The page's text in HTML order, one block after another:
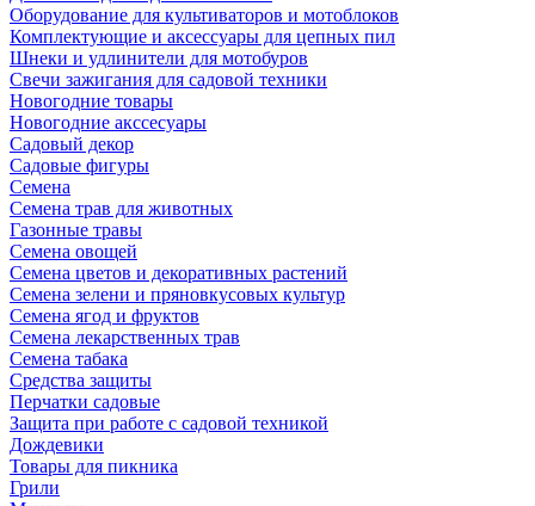
Оборудование для культиваторов и мотоблоков
Комплектующие и аксессуары для цепных пил
Шнеки и удлинители для мотобуров
Свечи зажигания для садовой техники
Новогодние товары
Новогодние акссесуары
Садовый декор
Садовые фигуры
Семена
Семена трав для животных
Газонные травы
Семена овощей
Семена цветов и декоративных растений
Семена зелени и пряновкусовых культур
Семена ягод и фруктов
Семена лекарственных трав
Семена табака
Средства защиты
Перчатки садовые
Защита при работе с садовой техникой
Дождевики
Товары для пикника
Грили